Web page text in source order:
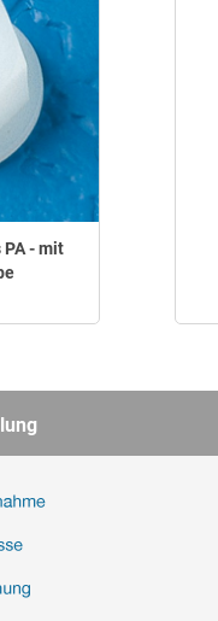
- mit